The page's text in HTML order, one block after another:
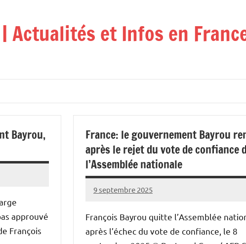
Actualités et Infos en
Bayrou,
approuvé
François
France: le gouvernement Bayrou
après le rejet du vote de confiance
l’Assemblée nationale
9 septembre 2025
Admins
François Bayrou quitte l’Assemblée
après l’échec du vote de confiance, le 8